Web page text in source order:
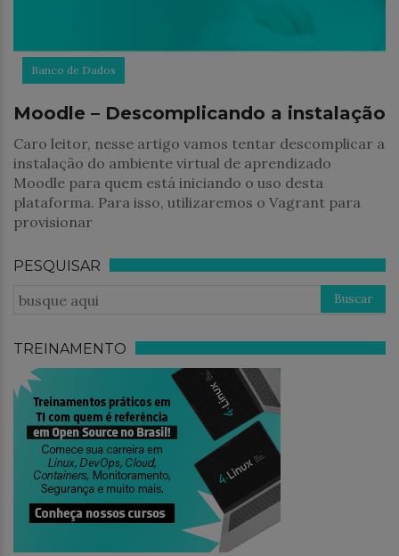
Banco de Dados
Moodle – Descomplicando a instalação
Caro leitor, nesse artigo vamos tentar descomplicar a
instalação do ambiente virtual de aprendizado
Moodle para quem está iniciando o uso desta
plataforma. Para isso, utilizaremos o Vagrant para
provisionar
PESQUISAR
TREINAMENTO